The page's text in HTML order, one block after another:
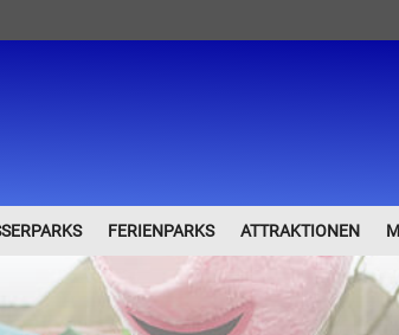
FERIENPARKS ATTRAKTIONEN